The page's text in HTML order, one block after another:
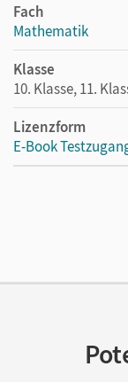
Fach
Mathematik
Klasse
10. Klasse, 11.
Lizenzform
E-Book